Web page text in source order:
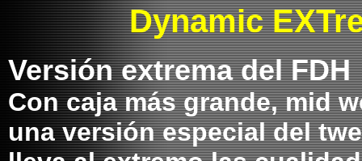
Dynamic
Versión extrema del FDH
Con caja más grande, mid
una versión especial del